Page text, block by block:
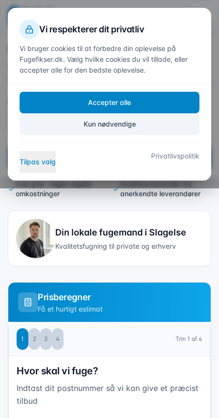
Beregn din pris
Forside/Områder/Slagelse
Fugefirma i Slagelse – Ekspert
i Alle Typer Fugearbejde
Professionel fugning til private og erhverv i hele
Dokumentation på arbejdet
omkostninger
anerkendte leverandører
Din lokale fugemand i Slagelse
Kvalitetsfugning til private og erhverv
Prisberegner
Få et hurtigt estimat
1 2 3 4 Trin 1 af 4
Hvor skal vi fuge?
Indtast dit postnummer så vi kan give et præcist
tilbud
Hvor skal vi fuge?
Indtast dit postnummer så vi kan give et præcist
Vi respekterer dit privatliv
Vi bruger cookies til at forbedre din oplevelse på
Fugefikser.dk. Vælg hvilke cookies du vil tillade, eller
accepter alle for den bedste oplevelse.
Accepter alle
Kun nødvendige
Tilpas valg
Privatlivspolitik